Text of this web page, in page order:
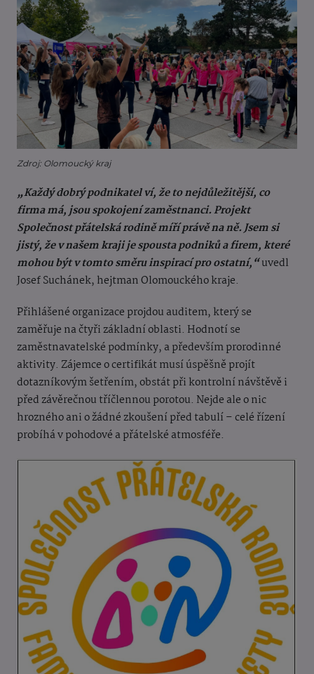
Zdroj: Olomoucký kraj
„Každý dobrý podnikatel ví, že to nejdůležitější, co
firma má, jsou spokojení zaměstnanci. Projekt
Společnost přátelská rodině míří právě na ně. Jsem si
jistý, že v našem kraji je spousta podniků a firem, které
mohou být v tomto směru inspirací pro ostatní,“uvedl
Josef Suchánek, hejtman Olomouckého kraje.
Přihlášené organizace projdou auditem, který se
zaměřuje na čtyři základní oblasti. Hodnotí se
zaměstnavatelské podmínky, a především prorodinné
aktivity. Zájemce o certifikát musí úspěšně projít
dotazníkovým šetřením, obstát při kontrolní návštěvě i
před závěrečnou tříčlennou porotou. Nejde ale o nic
hrozného ani o žádné zkoušení před tabulí – celé řízení
probíhá v pohodové a přátelské atmosféře.